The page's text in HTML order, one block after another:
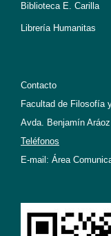
Biblioteca E. Carilla
Librería Humanitas
Contacto
Facultad de Filosofía
Avda. Benjamín
Teléfonos
E-mail: Área